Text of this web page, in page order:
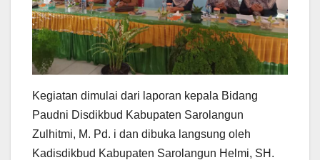
Kegiatan dimulai dari laporan kepala Bidang
Paudni Disdikbud Kabupaten Sarolangun
Zulhitmi, M. Pd. i dan dibuka langsung oleh
Kadisdikbud Kabupaten Sarolangun Helmi, SH.